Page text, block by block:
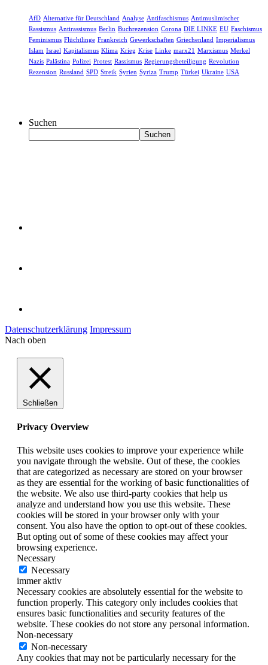
AfD Alternative für Deutschland Analyse Antifaschismus Antimuslimischer
Rassismus Antirassismus Berlin Buchrezension Corona DIE LINKE EU Faschismus
Feminismus Flüchtlinge Frankreich Gewerkschaften Griechenland Imperialismus
Islam Israel Kapitalismus Klima Krieg Krise Linke marx21 Marxismus Merkel
Nazis Palästina Polizei Protest Rassismus Regierungsbeteiligung Revolution
Rezension Russland SPD Streik Syrien Syriza Trump Türkei Ukraine USA
Suchen
Suchen
Datenschutzerklärung Impressum
Nach oben
Schließen
Privacy Overview
This website uses cookies to improve your experience while
you navigate through the website. Out of these, the cookies
that are categorized as necessary are stored on your browser
as they are essential for the working of basic functionalities of
the website. We also use third-party cookies that help us
analyze and understand how you use this website. These
cookies will be stored in your browser only with your
consent. You also have the option to opt-out of these cookies.
But opting out of some of these cookies may affect your
browsing experience.
Necessary
Necessary
immer aktiv
Necessary cookies are absolutely essential for the website to
function properly. This category only includes cookies that
ensures basic functionalities and security features of the
website. These cookies do not store any personal information.
Non-necessary
Non-necessary
Any cookies that may not be particularly necessary for the